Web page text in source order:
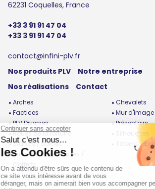
62231 Coquelles, France
+33 3 91 91 47 04
+33 3 91 91 47 04
contact@infini-plv.fr
Nos produits PLV
Notre entreprise
Nos réalisations
Contact
Arches
Chevalets
Factices
Mur d'image
PLV Diverses
Présentoirs
Roues de la fortune
Silhouettes
Stands / Bornes
Totems /
Urnes / Cubes / Boites /
Coffrets